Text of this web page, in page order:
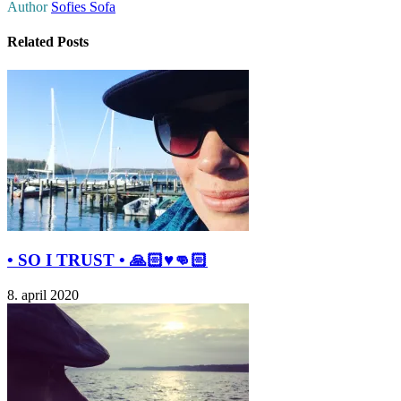
Author Sofies Sofa
Related Posts
• SO I TRUST • 🙏🏻♥️👊🏻
8. april 2020